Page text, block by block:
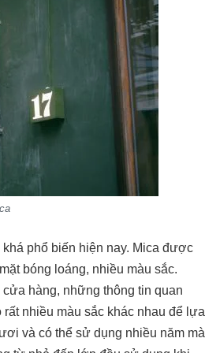
phổ biến hiện nay. Mica được
bóng loáng, nhiều màu sắc.
hàng, những thông tin quan
nhiều màu sắc khác nhau để lựa
và có thể sử dụng nhiều năm mà